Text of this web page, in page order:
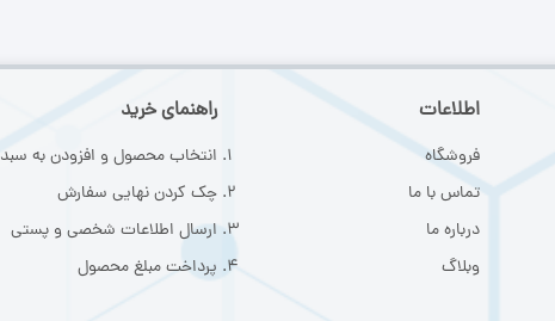
اطلاعات
فروشگاه
تماس با ما
درباره ما
وبلاگ
راهنمای خرید
انتخاب محصول و افزودن به سبد
چک کردن نهایی سفارش
ارسال اطلاعات شخصی و پستی
پرداخت مبلغ محصول